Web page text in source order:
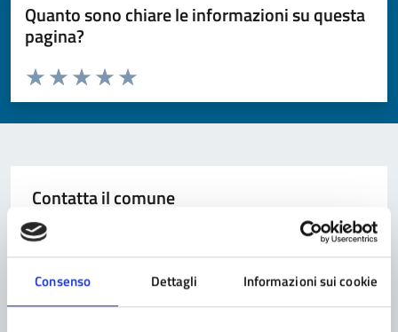
Consenso Dettagli Informazioni sui cookie
Quanto sono chiare le informazioni su questa
pagina?
Valuta da 1 a 5 stelle la pagina
Valuta 5 stelle su 5
Valuta 4 stelle su 5
Valuta 3 stelle su 5
Valuta 2 stelle su 5
Valuta 1 stelle su 5
Contatta il comune
Richiedi assistenza
Prenota appuntamento